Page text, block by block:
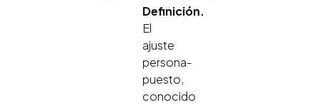
Definición.
El
ajuste
persona-
puesto,
conocido